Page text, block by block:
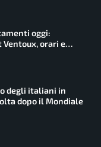
oggi:
orari e
degli italiani in
dopo il Mondiale